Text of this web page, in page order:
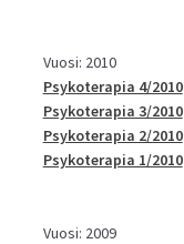
Vuosi: 2010
Psykoterapia 4/2010
Psykoterapia 3/2010
Psykoterapia 2/2010
Psykoterapia 1/2010
Vuosi: 2009